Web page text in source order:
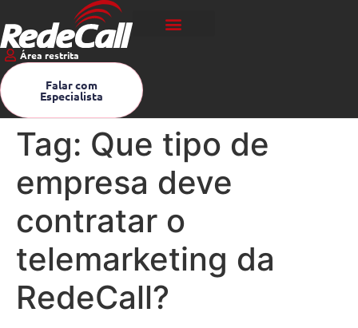
Área restrita
Falar com
Especialista
Tag: Que tipo de
empresa deve
contratar o
telemarketing da
RedeCall?